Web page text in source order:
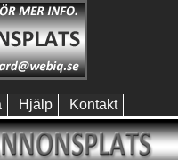
Hjälp Kontakt